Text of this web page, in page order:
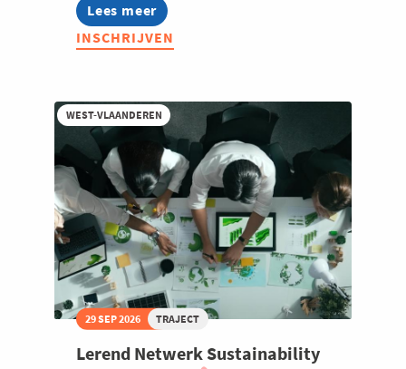
Lees meer
about
Lerend
Netwerk
INSCHRIJVEN
WEST-VLAANDEREN
29 SEP 2026 TRAJECT
Lerend Netwerk Sustainability